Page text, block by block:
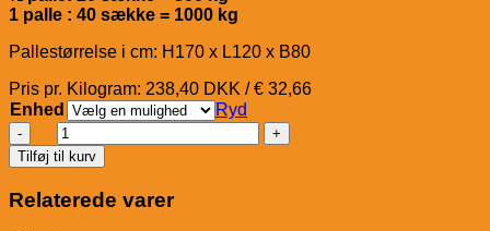
1 palle : 40 sække = 1000 kg
Pallestørrelse i cm: H170 x L120 x B80
Pris pr. Kilogram: 238,40 DKK / € 32,66
Enhed
Ryd
Havens
Golden
Meat
Kalkunfoder
antal
Tilføj til kurv
Relaterede varer